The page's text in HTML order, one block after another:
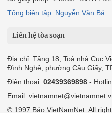
Tổng biên tập: Nguyễn Văn Bá
Liên hệ tòa soạn
Địa chỉ: Tầng 18, Toà nhà Cục
Đình Nghệ, phường Cầu Giấy,
Điện thoại: 02439369898 -
Email:
© 1997 Báo VietNamNet. All